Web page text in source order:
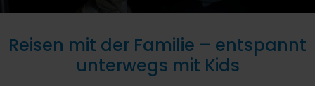
Reisen mit der Familie – entspannt
unterwegs mit Kids